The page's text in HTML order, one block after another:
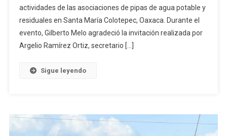
En
Colotepec
actividades de las asociaciones de pipas de agua potable y
residuales en Santa María Colotepec, Oaxaca. Durante el
evento, Gilberto Melo agradeció la invitación realizada por
Argelio Ramírez Ortiz, secretario […]
Sigue leyendo